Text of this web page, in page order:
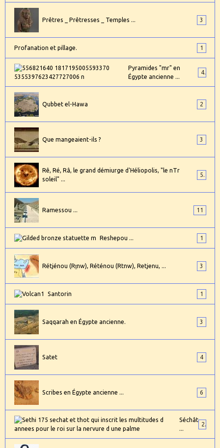
Prêtres _ Prêtresses _ Temples ... 3
Profanation et pillage. 1
Pyramides "mr" en
Égypte ancienne ...
4
Qubbet el-Hawa 2
Que mangeaient-ils ? 3
Rê, Ré, Râ, le grand démiurge d'Héliopolis, "le nTr
soleil" ...
5
Ramessou ... 11
Reshepou ... 1
Rétjénou (Rṯnw), Réténou (Rtnw), Retjenu, ... 3
Santorin 1
Saqqarah en Égypte ancienne. 3
Satet 4
Scribes en Égypte ancienne ... 6
Séchât
...
2